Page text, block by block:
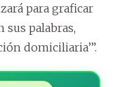
para graficar
sus palabras,
domiciliaria’”.